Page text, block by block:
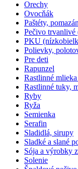
Orechy
Ovocňák
Paštéty,
Pečivo trvanlivé
PKU
Polievky,
Pre deti
Rapunzel
Rastlinné
Rastlinné tuky,
Ryby
Ryža
Semienka
Serafin
Sladidlá, sirupy
Sladké a slané
Sója a výrobky
Solenie